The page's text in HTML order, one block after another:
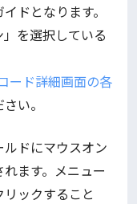
ドとなります。
を選択している
ード詳細画面の各
い。
ドにマウスオン
ます。メニュー
ックすること